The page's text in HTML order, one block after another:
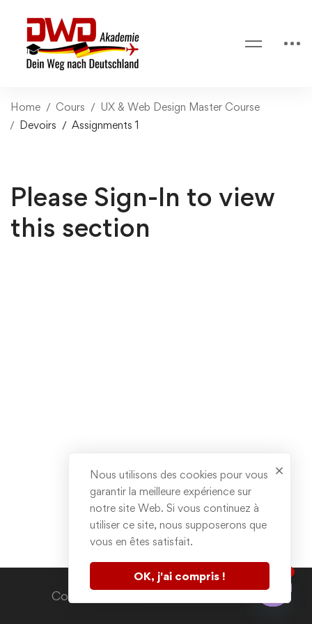
Home Cours
UX & Web Design Master Course
Devoirs
Assignments 1
Please Sign-In to view
this section
Copyright © 2020. All rights reserved.
Nous utilisons des cookies pour vous
garantir la meilleure expérience sur
notre site Web. Si vous continuez à
utiliser ce site, nous supposerons que
vous en êtes satisfait.
OK, j'ai compris !
Contactez nous